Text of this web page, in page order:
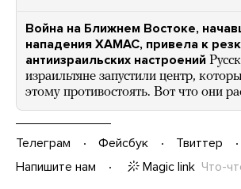
Война на Ближнем Востоке,
нападения ХАМАС, привела к
антиизраильских наcтроений
израильтяне запустили центр,
этому противостоять. Вот что они
Телеграм Фейсбук Твиттер
Напишите нам
Magic link Что-